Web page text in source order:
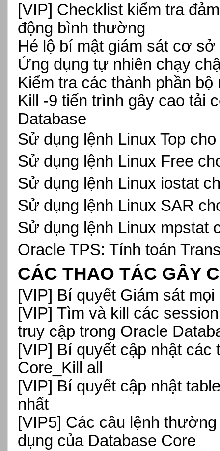
[VIP] Checklist kiểm tra
động bình thường
Hé lộ bí mật giám sát cơ
Ứng dụng tự nhiên chạy
Kiểm tra các thành phần
Kill -9 tiến trình gây cao tải
Database
Sử dụng lệnh Linux Top
Sử dụng lệnh Linux Free
Sử dụng lệnh Linux iostat
Sử dụng lệnh Linux SAR
Sử dụng lệnh Linux mpstat
Oracle TPS: Tính toán
CÁC THAO TÁC GÂY
[VIP] Bí quyết Giám sát
[VIP] Tìm và kill các
truy cập trong Oracle
[VIP] Bí quyết cập nhật các
Core_Kill all
[VIP] Bí quyết cập nhật
nhất
[VIP5] Các câu lệnh
dụng của Database Core